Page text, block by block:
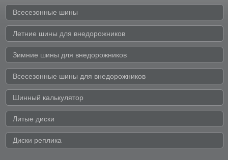
Всесезонные шины
Летние шины для внедорожников
Зимние шины для внедорожников
Всесезонные шины для внедорожников
Шинный калькулятор
Литые диски
Диски реплика